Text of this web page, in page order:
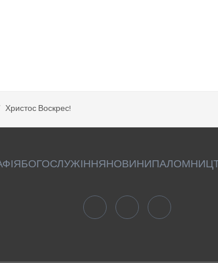
Христос Воскрес!
БОГОСЛУЖІННЯНОВИНИ